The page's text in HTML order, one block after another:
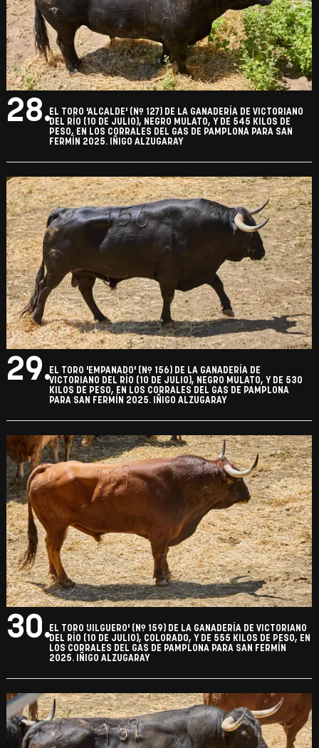
28.EL TORO 'ALCALDE' (Nº 127) DE LA GANADERÍA DE VICTORIANO
DEL RÍO (10 DE JULIO), NEGRO MULATO, Y DE 545 KILOS DE
PESO, EN LOS CORRALES DEL GAS DE PAMPLONA PARA SAN
FERMÍN 2025. IÑIGO ALZUGARAY
29.EL TORO 'EMPANADO' (Nº 156) DE LA GANADERÍA DE
VICTORIANO DEL RÍO (10 DE JULIO), NEGRO MULATO, Y DE 530
KILOS DE PESO, EN LOS CORRALES DEL GAS DE PAMPLONA
PARA SAN FERMÍN 2025. IÑIGO ALZUGARAY
30.EL TORO 'JILGUERO' (Nº 159) DE LA GANADERÍA DE VICTORIANO
DEL RÍO (10 DE JULIO), COLORADO, Y DE 555 KILOS DE PESO, EN
LOS CORRALES DEL GAS DE PAMPLONA PARA SAN FERMÍN
2025. IÑIGO ALZUGARAY